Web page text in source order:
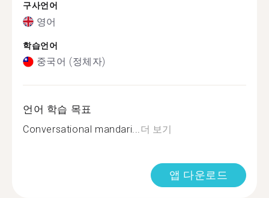
구사언어
영어
학습언어
중국어 (정체자)
언어 학습 목표
Conversational mandari...더 보기
앱 다운로드